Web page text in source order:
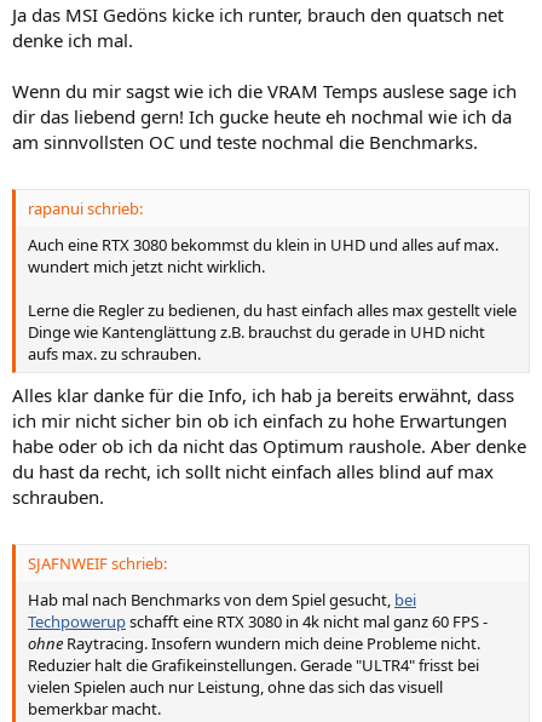
Ja das MSI Gedöns kicke ich runter, brauch den quatsch net
denke ich mal.
Wenn du mir sagst wie ich die VRAM Temps auslese sage ich
dir das liebend gern! Ich gucke heute eh nochmal wie ich da
am sinnvollsten OC und teste nochmal die Benchmarks.
rapanui schrieb:
Auch eine RTX 3080 bekommst du klein in UHD und alles auf max.
wundert mich jetzt nicht wirklich.
Lerne die Regler zu bedienen, du hast einfach alles max gestellt viele
Dinge wie Kantenglättung z.B. brauchst du gerade in UHD nicht
aufs max. zu schrauben.
Alles klar danke für die Info, ich hab ja bereits erwähnt, dass
ich mir nicht sicher bin ob ich einfach zu hohe Erwartungen
habe oder ob ich da nicht das Optimum raushole. Aber denke
du hast da recht, ich sollt nicht einfach alles blind auf max
schrauben.
SJAFNWEIF schrieb:
Hab mal nach Benchmarks von dem Spiel gesucht, bei
Techpowerupschafft eine RTX 3080 in 4k nicht mal ganz 60 FPS -
ohne Raytracing. Insofern wundern mich deine Probleme nicht.
Reduzier halt die Grafikeinstellungen. Gerade "ULTR4" frisst bei
vielen Spielen auch nur Leistung, ohne das sich das visuell
bemerkbar macht.